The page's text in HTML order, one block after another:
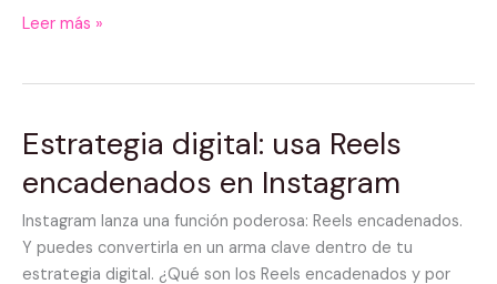
Leer más »
Estrategia digital: usa Reels
encadenados en Instagram
Instagram lanza una función poderosa: Reels encadenados.
Y puedes convertirla en un arma clave dentro de tu
estrategia digital. ¿Qué son los Reels encadenados y por
Estrategia
usa
Reels
encadenados
en